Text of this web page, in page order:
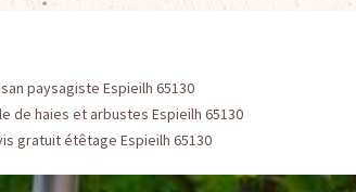
paysagiste Espieilh 65130
de haies et arbustes Espieilh 65130
gratuit étêtage Espieilh 65130